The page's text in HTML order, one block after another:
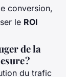
conversion,
le ROI
de la
?
du trafic